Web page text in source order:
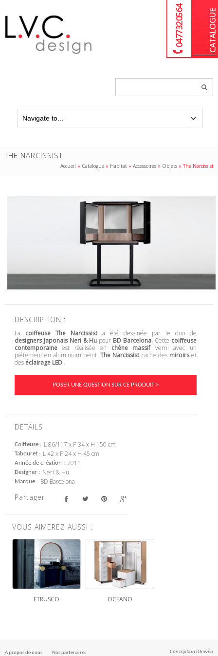
04 77 32 05 64
THE NARCISSIST
Accueil » Catalogue » Habitat »Accessoires » Objets »The Narcissist
DESCRIPTION :
La coiffeuse The Narcissista été dessinée par le duo de
designers Japonais Neri & Hu pour BD Barcelona. Cette coiffeuse
contemporaine est réalisée en chêne massifverni avec un
piétement en aluminium peint.The Narcissistcache des miroirset
des éclairage LED.
POSER UNE QUESTION SUR CE PRODUIT >
DÉTAILS :
Coiffeuse L 86/117 x P 34 x H 150 cm
Tabouret L 42 x P 24 x H 45 cm
Année de création 2011
Designer Neri & Hu
Marque BD Barcelona
Partager
VOUS AIMEREZ AUSSI :
ETRUSCO OCEANO
A propos de nous Nos partenaires Conception iOnweb